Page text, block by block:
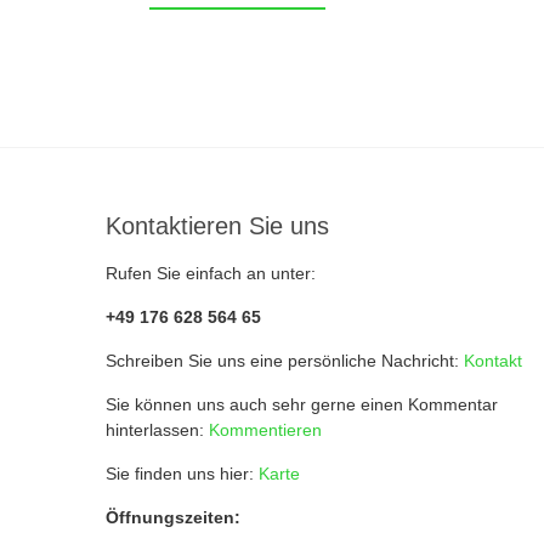
Kontaktieren Sie uns
Rufen Sie einfach an unter:
+49 176 628 564 65
Schreiben Sie uns eine persönliche Nachricht: Kontakt
Sie können uns auch sehr gerne einen Kommentar
hinterlassen: Kommentieren
Sie finden uns hier: Karte
Öffnungszeiten: